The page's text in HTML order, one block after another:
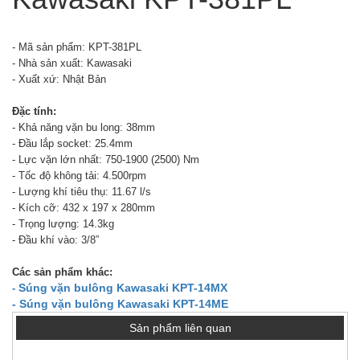
- Mã sản phẩm: KPT-381PL
- Nhà sản xuất: Kawasaki
- Xuất xứ: Nhật Bản
Đặc tính:
- Khả năng vặn bu long: 38mm
- Đầu lắp socket: 25.4mm
- Lực vặn lớn nhất: 750-1900 (2500) Nm
- Tốc độ không tải: 4.500rpm
- Lượng khí tiêu thụ: 11.67 l/s
- Kích cỡ: 432 x 197 x 280mm
- Trọng lượng: 14.3kg
- Đầu khí vào: 3/8”
Các sản phẩm khác:
- Súng vặn bulông Kawasaki KPT-14MX
- Súng vặn bulông Kawasaki KPT-14ME
Sản phẩm liên quan